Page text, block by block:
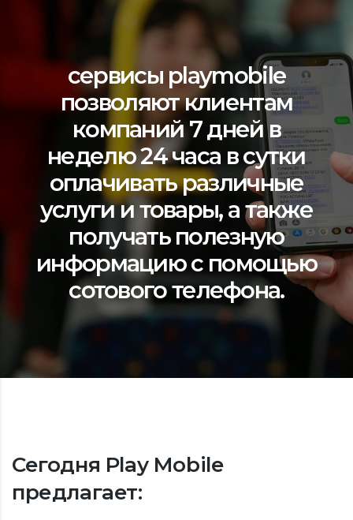
сервисы playmobile
позволяют клиентам
компаний 7 дней в
неделю 24 часа в сутки
оплачивать различные
услуги и товары, а также
получать полезную
информацию с помощью
сотового телефона.
Сегодня Play Mobile
предлагает: